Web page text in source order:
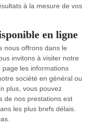
à la mesure de vos
en ligne
nous offrons dans le
invitons à visiter notre
les informations
société en général ou
plus, vous pouvez
de nos prestations est
les plus brefs délais.